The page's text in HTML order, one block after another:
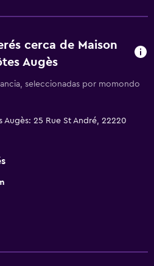
cerca de Maison
Augès
seleccionadas por momondo
25 Rue St André, 22220